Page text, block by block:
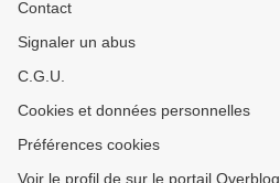
Contact
Signaler un abus
C.G.U.
Cookies et données personnelles
Préférences cookies
Voir le profil de sur le portail Overblog